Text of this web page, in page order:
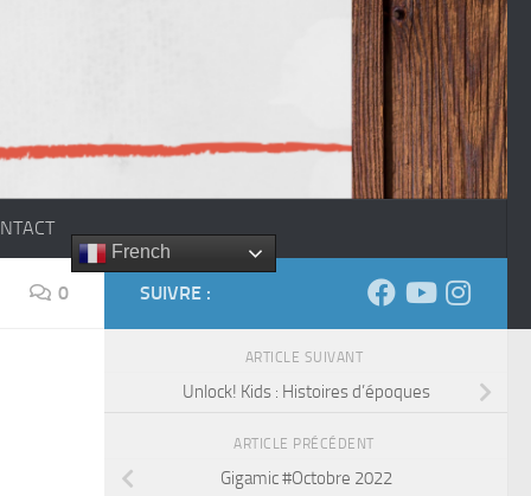
French
0 SUIVRE :
ARTICLE SUIVANT
Unlock! Kids : Histoires d’époques
ARTICLE PRÉCÉDENT
Gigamic #Octobre 2022